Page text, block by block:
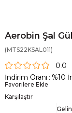
Aerobin Şal
(MTS22KSAL011)
0.0
İndirim Oranı : %10
Favorilere Ekle
Karşılaştır